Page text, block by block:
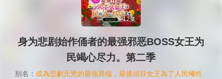
全12集
身为悲剧始作俑者的最强邪恶BOSS女王为
民竭心尽力。第二季
别名： 成為悲劇元兇的最強異端，最後頭目女王為了人民犧牲